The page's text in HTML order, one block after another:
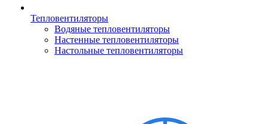
Тепловентиляторы
Водяные тепловентиляторы
Настенные тепловентиляторы
Настольные тепловентиляторы